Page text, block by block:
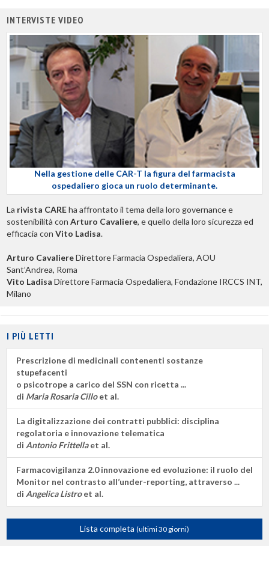
INTERVISTE VIDEO
Nella gestione delle CAR-T la figura del farmacista
ospedaliero gioca un ruolo determinante.
La rivista CAREha affrontato il tema della loro governance e
sostenibilità con Arturo Cavaliere, e quello della loro sicurezza ed
efficacia con Vito Ladisa.
Arturo CavaliereDirettore Farmacia Ospedaliera, AOU
Sant’Andrea, Roma
Vito Ladisa Direttore Farmacia Ospedaliera, Fondazione IRCCS INT,
Milano
I PIÙ LETTI
Prescrizione di medicinali contenenti sostanze
stupefacenti
o psicotrope a carico del SSN con ricetta ...
di Maria Rosaria Cilloet al.
La digitalizzazione dei contratti pubblici: disciplina
regolatoria e innovazione telematica
di Antonio Frittellaet al.
Farmacovigilanza 2.0 innovazione ed evoluzione: il ruolo del
Monitor nel contrasto all’under-reporting, attraverso ...
di Angelica Listroet al.
Lista completa (ultimi 30 giorni)